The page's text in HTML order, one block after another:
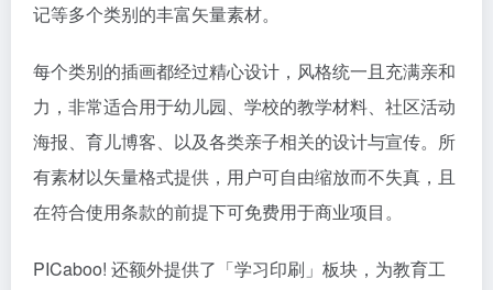
记等多个类别的丰富矢量素材。
每个类别的插画都经过精心设计，风格统一且充满亲和
力，非常适合用于幼儿园、学校的教学材料、社区活动
海报、育儿博客、以及各类亲子相关的设计与宣传。所
有素材以矢量格式提供，用户可自由缩放而不失真，且
在符合使用条款的前提下可免费用于商业项目。
PICaboo! 还额外提供了「学习印刷」板块，为教育工